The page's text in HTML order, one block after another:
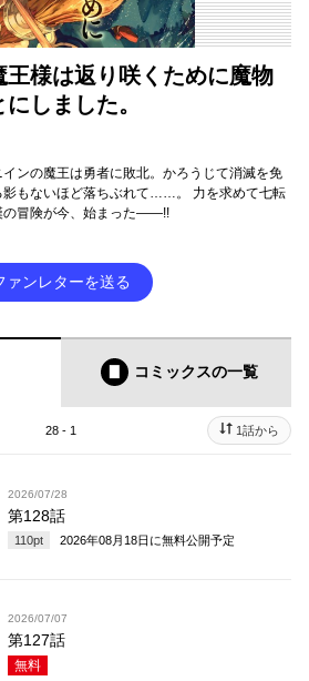
王様は返り咲くために魔物
しました。
ンの魔王は勇者に敗北。かろうじて消滅を免
影もないほど落ちぶれて……。 力を求めて七転
の冒険が今、始まった――!!
ァンレターを送る
コミックスの一覧
28 - 1 1話から
2026/07/28
第128話
110pt 2026年08月18日 に無料公開予定
2026/07/07
第127話
無料